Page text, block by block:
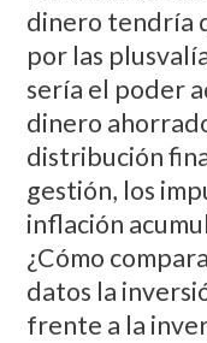
dinero tendría
por las
sería el poder
dinero
distribución
gestión, los
inflación
¿Cómo
datos la
frente a la